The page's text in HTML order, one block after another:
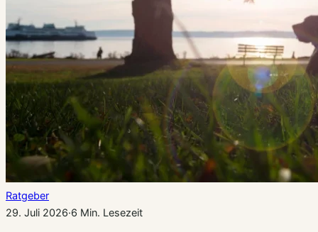
Ratgeber
29. Juli 2026·6 Min. Lesezeit